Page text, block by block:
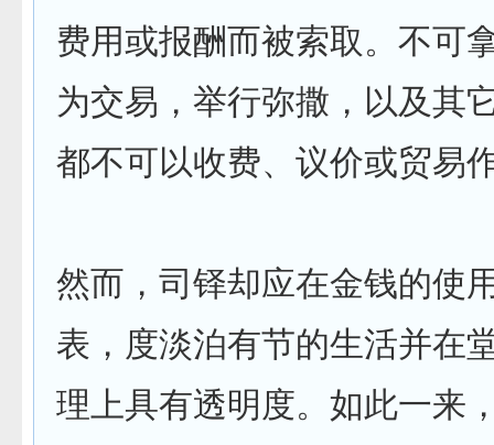
费用或报酬而被索取。不可
为交易，举行弥撒，以及其
都不可以收费、议价或贸易
然而，司铎却应在金钱的使
表，度淡泊有节的生活并在
理上具有透明度。如此一来